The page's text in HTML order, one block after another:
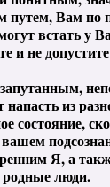
путем, Вам по
встать у
и не
из
состояние,
Я, а
люди.